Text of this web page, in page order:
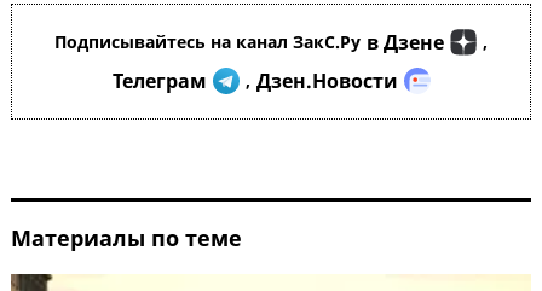
Подписывайтесь на канал ЗакС.Ру в Дзене ,
Телеграм , Дзен.Новости
Материалы по теме